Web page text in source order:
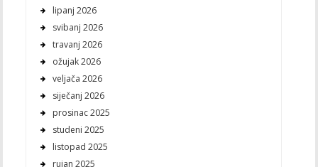
lipanj 2026
svibanj 2026
travanj 2026
ožujak 2026
veljača 2026
siječanj 2026
prosinac 2025
studeni 2025
listopad 2025
rujan 2025